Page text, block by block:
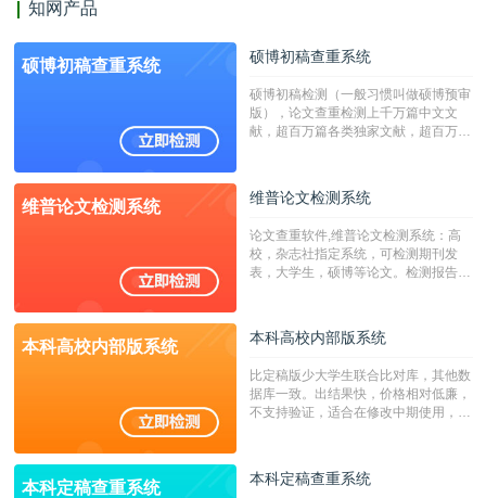
知网产品
硕博初稿查重系统 硕博初稿查重系统
硕博初稿检测（一般习惯叫做硕博预审
版），论文查重检测上千万篇中文文
献，超百万篇各类独家文献，超百万港
校用来检测硕博论文的系统，检测范围
广，数据来源真实，检测算法合理!本
字符数30万）
维普论文检测系统 维普论文检测系统
论文查重软件,维普论文检测系统：高
校，杂志社指定系统，可检测期刊发
表，大学生，硕博等论文。检测报告支
本科高校内部版系统 本科高校内部版系统
比定稿版少大学生联合比对库，其他数
据库一致。出结果快，价格相对低廉，
不支持验证，适合在修改中期使用，定
本科定稿查重系统 本科定稿查重系统